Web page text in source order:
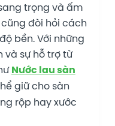
trọng và ấm
đòi hỏi cách
bền. Với những
và sự hỗ trợ từ
Nước lau sàn
giữ cho sàn
rộp hay xước